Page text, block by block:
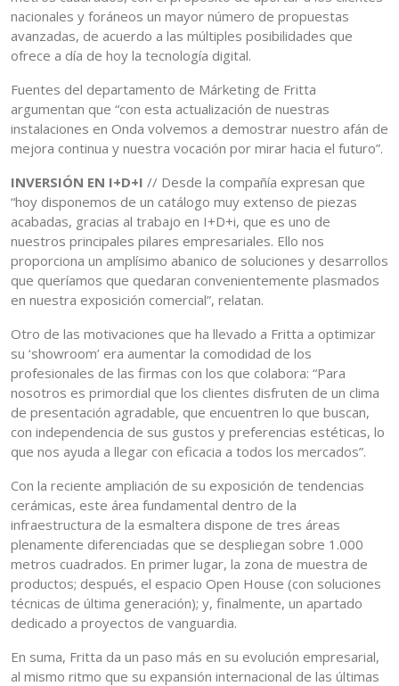
nacionales y foráneos un mayor número de propuestas
avanzadas, de acuerdo a las múltiples posibilidades que
ofrece a día de hoy la tecnología digital.
Fuentes del departamento de Márketing de Fritta
argumentan que “con esta actualización de nuestras
instalaciones en Onda volvemos a demostrar nuestro afán de
mejora continua y nuestra vocación por mirar hacia el futuro”.
INVERSIÓN EN I+D+I // Desde la compañía expresan que
“hoy disponemos de un catálogo muy extenso de piezas
acabadas, gracias al trabajo en I+D+i, que es uno de
nuestros principales pilares empresariales. Ello nos
proporciona un amplísimo abanico de soluciones y desarrollos
que queríamos que quedaran convenientemente plasmados
en nuestra exposición comercial”, relatan.
Otro de las motivaciones que ha llevado a Fritta a optimizar
su ‘showroom’ era aumentar la comodidad de los
profesionales de las firmas con los que colabora: “Para
nosotros es primordial que los clientes disfruten de un clima
de presentación agradable, que encuentren lo que buscan,
con independencia de sus gustos y preferencias estéticas, lo
que nos ayuda a llegar con eficacia a todos los mercados”.
Con la reciente ampliación de su exposición de tendencias
cerámicas, este área fundamental dentro de la
infraestructura de la esmaltera dispone de tres áreas
plenamente diferenciadas que se despliegan sobre 1.000
metros cuadrados. En primer lugar, la zona de muestra de
productos; después, el espacio Open House (con soluciones
técnicas de última generación); y, finalmente, un apartado
dedicado a proyectos de vanguardia.
En suma, Fritta da un paso más en su evolución empresarial,
al mismo ritmo que su expansión internacional de las últimas